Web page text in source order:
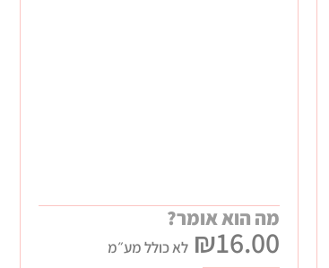
מה הוא אומר?
₪16.00 לא כולל מע״מ